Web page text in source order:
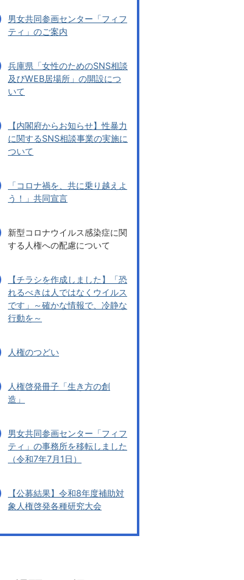
男女共同参画センター「フィフ
ティ」のご案内
兵庫県「女性のためのSNS相談
及びWEB居場所」の開設につ
いて
【内閣府からお知らせ】性暴力
に関するSNS相談事業の実施に
ついて
「コロナ禍を、共に乗り越えよ
う！」共同宣言
新型コロナウイルス感染症に関
する人権への配慮について
【チラシを作成しました】「恐
れるべきは人ではなくウイルス
です」～確かな情報で、冷静な
行動を～
人権のつどい
人権啓発冊子「生き方の創
造」
男女共同参画センター「フィフ
ティ」の事務所を移転しました
（令和7年7月1日）
【公募結果】令和8年度補助対
象人権啓発各種研究大会